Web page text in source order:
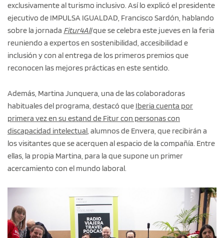
exclusivamente al turismo inclusivo. Así lo explicó el presidente
ejecutivo de IMPULSA IGUALDAD, Francisco Sardón, hablando
sobre la jornada Fitur4Allque se celebra este jueves en la feria
reuniendo a expertos en sostenibilidad, accesibilidad e
inclusión y con al entrega de los primeros premios que
reconocen las mejores prácticas en este sentido.
Además, Martina Junquera, una de las colaboradoras
habituales del programa, destacó que Iberia cuenta por
primera vez en su estand de Fitur con personas con
discapacidad intelectual, alumnos de Envera, que recibirán a
los visitantes que se acerquen al espacio de la compañía. Entre
ellas, la propia Martina, para la que supone un primer
acercamiento con el mundo laboral.